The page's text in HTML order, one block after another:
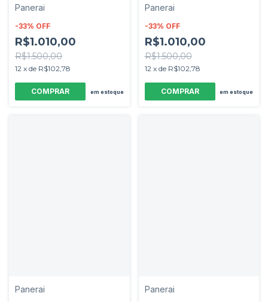
Panerai
-33% OFF
R$1.010,00
R$1.500,00
12 x de R$102,78
em estoque
Panerai
-33% OFF
R$1.010,00
R$1.500,00
12 x de R$102,78
em estoque
Panerai Panerai